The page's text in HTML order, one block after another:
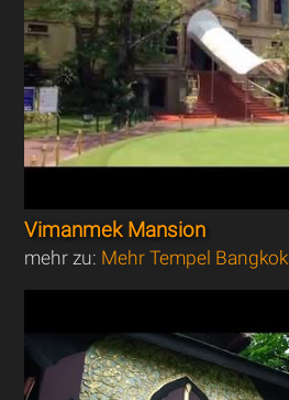
Vimanmek Mansion
mehr zu: Mehr Tempel Bangkok